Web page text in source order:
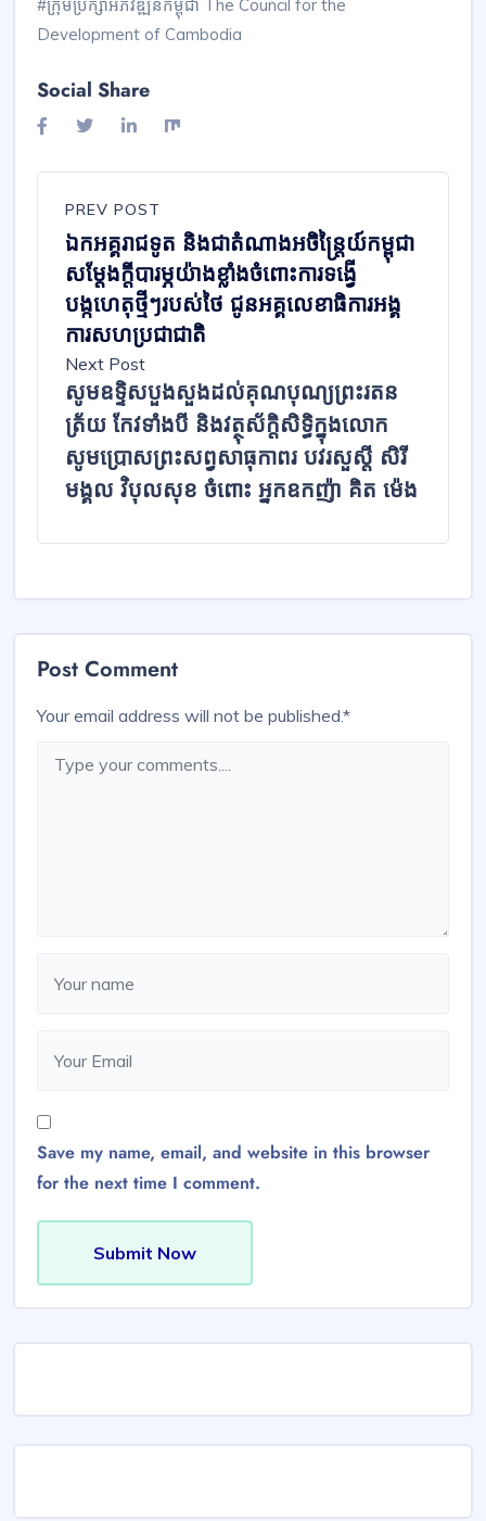
#ក្រុមប្រឹក្សាអភិវឌ្ឍន៍កម្ពុជា The Council for the
Development of Cambodia
Social Share
PREV POST
ឯកអគ្គរាជទូត និងជាតំណាងអចិន្ត្រៃយ៍កម្ពុជា
សម្តែងក្តីបារម្ភយ៉ាងខ្លាំងចំពោះការទង្វើ
បង្កហេតុថ្មីៗរបស់ថៃ ជូនអគ្គលេខាធិការអង្គ
ការសហប្រជាជាតិ
Next Post
សូមឧទ្ទិសបួងសួងដល់គុណបុណ្យព្រះរតន
ត្រ័យ កែវទាំងបី និងវត្ថុស័ក្តិសិទ្ធិក្នុងលោក
សូមប្រោសព្រះសព្វសាធុកាពរ បវរសួស្តី សិរី
មង្គល វិបុលសុខ ចំពោះ អ្នកឧកញ៉ា គិត ម៉េង
Post Comment
Your email address will not be published.*
Save my name, email, and website in this browser
for the next time I comment.
Submit Now